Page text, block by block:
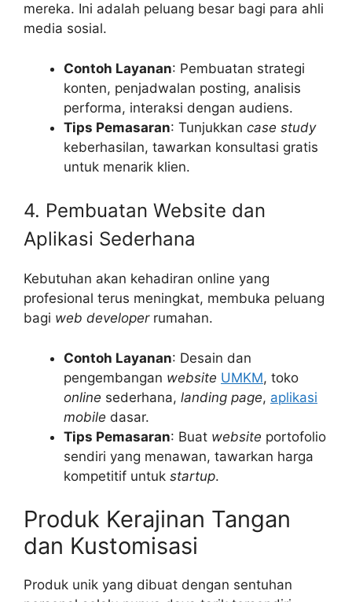
mereka. Ini adalah peluang besar bagi para ahli
media sosial.
Contoh Layanan: Pembuatan strategi
konten, penjadwalan posting, analisis
performa, interaksi dengan audiens.
Tips Pemasaran: Tunjukkan case study
keberhasilan, tawarkan konsultasi gratis
untuk menarik klien.
4. Pembuatan Website dan
Aplikasi Sederhana
Kebutuhan akan kehadiran online yang
profesional terus meningkat, membuka peluang
bagi web developerrumahan.
Contoh Layanan: Desain dan
pengembangan website UMKM, toko
online sederhana, landing page, aplikasi
mobile dasar.
Tips Pemasaran: Buat website portofolio
sendiri yang menawan, tawarkan harga
kompetitif untuk startup.
Produk Kerajinan Tangan
dan Kustomisasi
Produk unik yang dibuat dengan sentuhan